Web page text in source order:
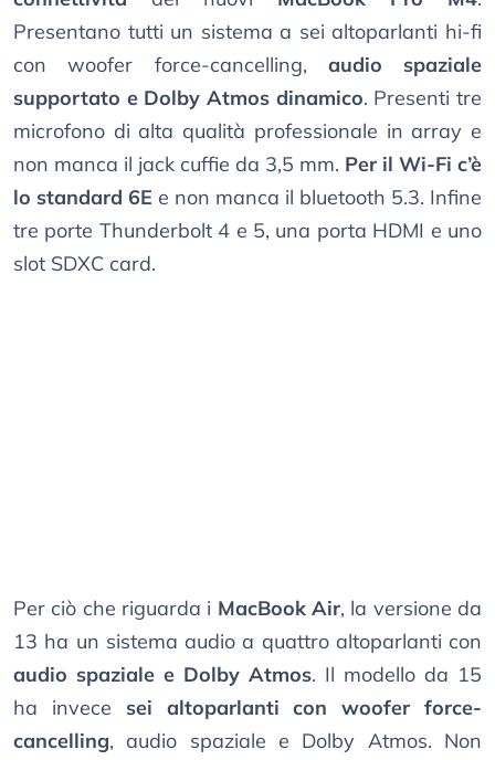
Presentano tutti un sistema a sei altoparlanti hi-fi
con woofer force-cancelling, audio spaziale
supportato e Dolby Atmos dinamico. Presenti tre
microfono di alta qualità professionale in array e
non manca il jack cuffie da 3,5 mm. Per il Wi-Fi c’è
lo standard 6E e non manca il bluetooth 5.3. Infine
tre porte Thunderbolt 4 e 5, una porta HDMI e uno
slot SDXC card.
Per ciò che riguarda i MacBook Air, la versione da
13 ha un sistema audio a quattro altoparlanti con
audio spaziale e Dolby Atmos. Il modello da 15
ha invece sei altoparlanti con woofer force-
cancelling, audio spaziale e Dolby Atmos. Non